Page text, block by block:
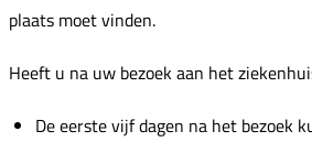
plaats moet vinden.
Heeft u na uw bezoek aan het
De eerste vijf dagen na het bezoek